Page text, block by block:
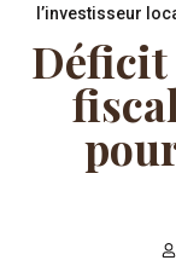
l’investisseur
Déficit